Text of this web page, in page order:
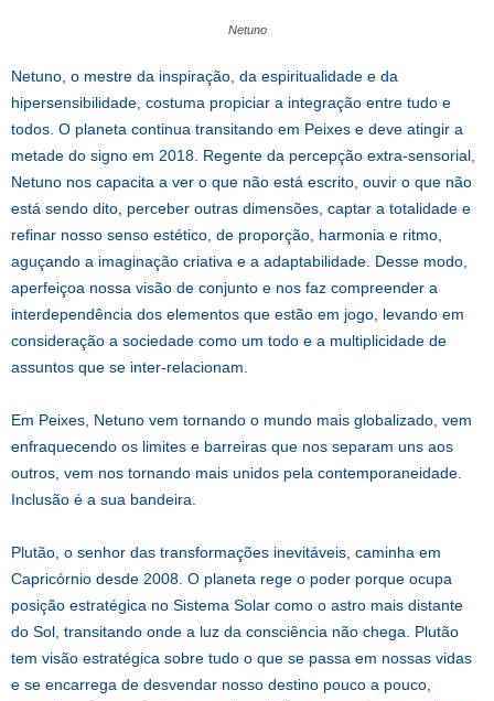
Netuno
Netuno, o mestre da inspiração, da espiritualidade e da
hipersensibilidade, costuma propiciar a integração entre tudo e
todos. O planeta continua transitando em Peixes e deve atingir a
metade do signo em 2018. Regente da percepção extra-sensorial,
Netuno nos capacita a ver o que não está escrito, ouvir o que não
está sendo dito, perceber outras dimensões, captar a totalidade e
refinar nosso senso estético, de proporção, harmonia e ritmo,
aguçando a imaginação criativa e a adaptabilidade. Desse modo,
aperfeiçoa nossa visão de conjunto e nos faz compreender a
interdependência dos elementos que estão em jogo, levando em
consideração a sociedade como um todo e a multiplicidade de
assuntos que se inter-relacionam.
Em Peixes, Netuno vem tornando o mundo mais globalizado, vem
enfraquecendo os limites e barreiras que nos separam uns aos
outros, vem nos tornando mais unidos pela contemporaneidade.
Inclusão é a sua bandeira.
Plutão, o senhor das transformações inevitáveis, caminha em
Capricórnio desde 2008. O planeta rege o poder porque ocupa
posição estratégica no Sistema Solar como o astro mais distante
do Sol, transitando onde a luz da consciência não chega. Plutão
tem visão estratégica sobre tudo o que se passa em nossas vidas
e se encarrega de desvendar nosso destino pouco a pouco,